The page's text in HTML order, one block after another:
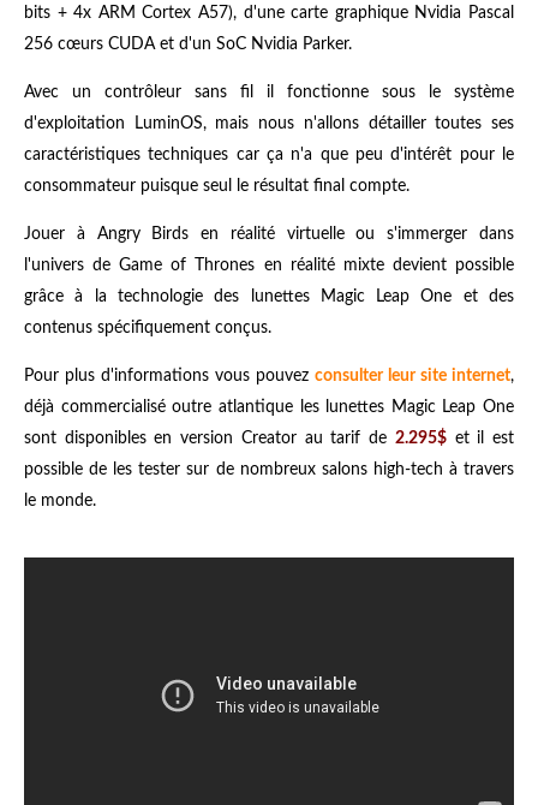
bits + 4x ARM Cortex A57), d'une carte graphique Nvidia Pascal
256 cœurs CUDA et d'un SoC Nvidia Parker.
Avec un contrôleur sans fil il fonctionne sous le système
d'exploitation LuminOS, mais nous n'allons détailler toutes ses
caractéristiques techniques car ça n'a que peu d'intérêt pour le
consommateur puisque seul le résultat final compte.
Jouer à Angry Birds en réalité virtuelle ou s'immerger dans
l'univers de Game of Thrones en réalité mixte devient possible
grâce à la technologie des lunettes Magic Leap One et des
contenus spécifiquement conçus.
Pour plus d'informations vous pouvez consulter leur site internet,
déjà commercialisé outre atlantique les lunettes Magic Leap One
sont disponibles en version Creator au tarif de 2.295$et il est
possible de les tester sur de nombreux salons high-tech à travers
le monde.